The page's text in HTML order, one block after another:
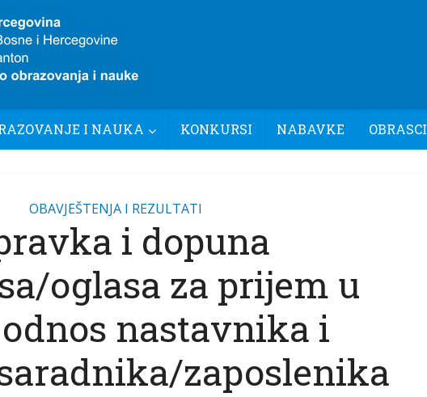
I NAUKA KONKURSI NABAVKE OBRASCI
OBAVJEŠTENJA I REZULTATI
i dopuna
oglasa za prijem u
nastavnika i
zaposlenika